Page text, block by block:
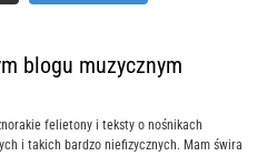
blogu muzycznym
felietony i teksty o nośnikach
i takich bardzo niefizycznych. Mam świra